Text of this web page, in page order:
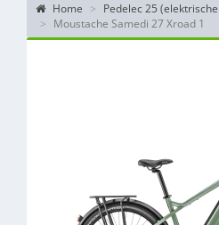
Home
Pedelec 25
Moustache Samedi 27 Xroad 1